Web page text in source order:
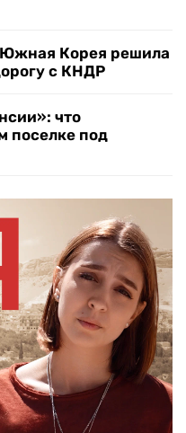
Корея решила
с КНДР
что
поселке под